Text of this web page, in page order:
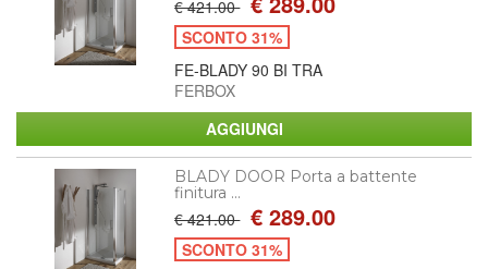
€ 421.00
SCONTO 31%
FE-BLADY 90 BI TRA
FERBOX
BLADY DOOR Porta a battente
finitura ...
€ 421.00 € 289.00
SCONTO 31%